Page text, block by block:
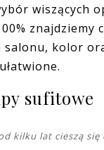
wiszących
znajdziemy
salonu, kolor
ułatwione.
sufitowe
kilku lat cieszą